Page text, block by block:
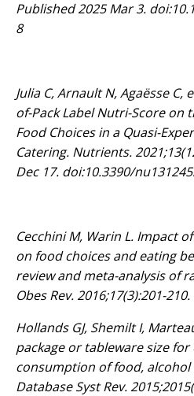
Published 2025 Mar 3.
8
Julia C, Arnault N, Agaësse
of-Pack Label Nutri-Score
Food Choices in a Quasi-
Catering. Nutrients.
Dec 17. doi:10.3390/
Cecchini M, Warin L. Impact
on food choices and eating
review and meta-analysis of
Obes Rev. 2016;17(3):201-
Hollands GJ, Shemilt I,
package or tableware size
consumption of food,
Database Syst Rev.